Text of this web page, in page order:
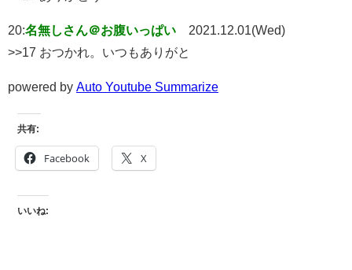
20:名無しさん＠お腹いっぱい
2021.12.01(Wed)
>>17 おつかれ。いつもありがと
powered by Auto Youtube Summarize
共有:
Facebook X
いいね: